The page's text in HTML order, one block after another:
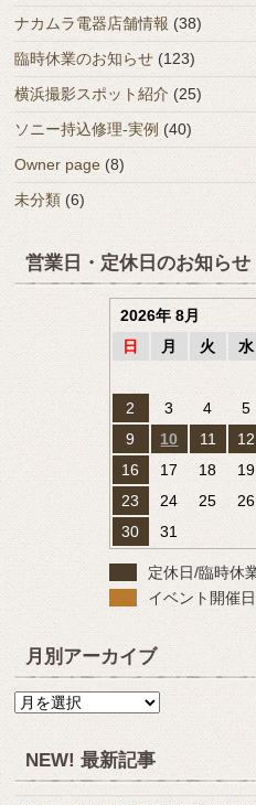
ナカムラ電器店舗情報 (38)
臨時休業のお知らせ (123)
横浜撮影スポット紹介 (25)
ソニー持込修理-実例 (40)
Owner page (8)
未分類 (6)
営業日・定休日のお知らせ
2026年 8月
日
月 火 水
2
3 4 5
9
10 11 12
16
17 18 19
23
24 25 26
30
31
定休日/臨時休
イベント開催日
月別アーカイブ
月
ー
カ
NEW! 最新記事